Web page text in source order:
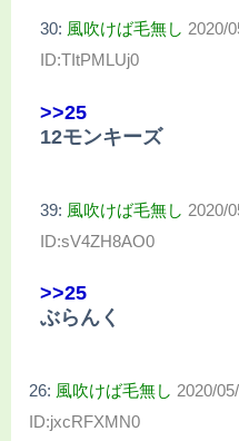
30: 風吹けば毛無し 2020/
ID:TItPMLUj0
>>25
12モンキーズ
39: 風吹けば毛無し 2020/
ID:sV4ZH8AO0
>>25
ぶらんく
26: 風吹けば毛無し 2020/
ID:jxcRFXMN0